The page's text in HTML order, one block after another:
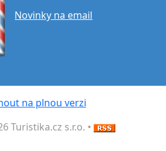
Novinky na email
na plnou verzi
Turistika.cz s.r.o. •